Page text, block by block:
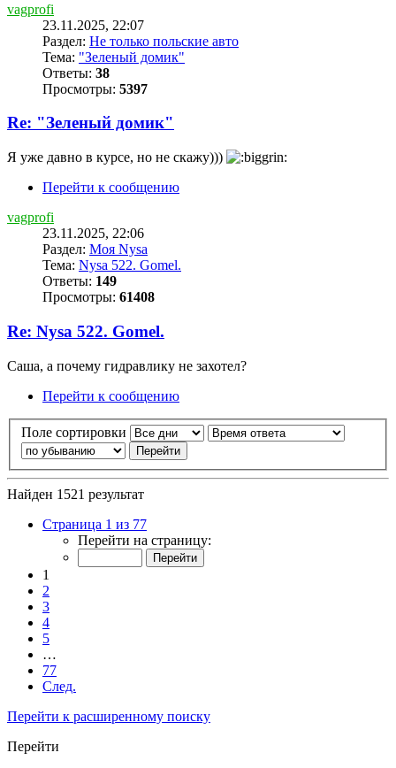
vagprofi
23.11.2025, 22:07
Раздел: Не только польские авто
Тема: "Зеленый домик"
Ответы: 38
Просмотры: 5397
Re: "Зеленый домик"
Я уже давно в курсе, но не скажу)))
Перейти к сообщению
vagprofi
23.11.2025, 22:06
Раздел: Моя Nysa
Тема: Nysa 522. Gomel.
Ответы: 149
Просмотры: 61408
Re: Nysa 522. Gomel.
Саша, а почему гидравлику не захотел?
Перейти к сообщению
Поле сортировки
Найден 1521 результат
Страница 1 из 77
Перейти на страницу:
1
2
3
4
5
…
77
След.
Перейти к расширенному поиску
Перейти